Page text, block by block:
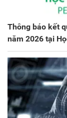
Thông báo kết
năm 2026 tại